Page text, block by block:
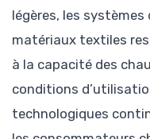
légères, les systèmes
matériaux textiles
à la capacité des
conditions
technologiques